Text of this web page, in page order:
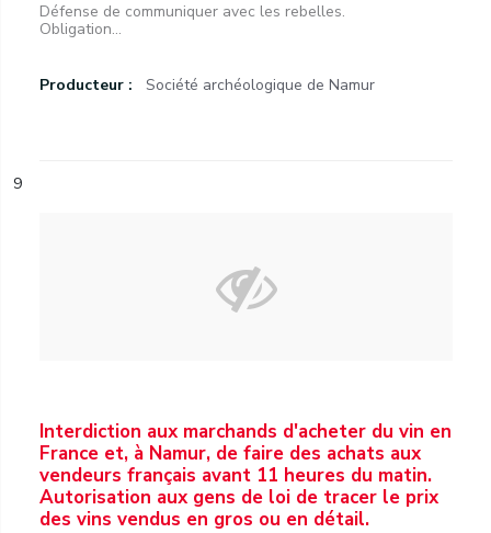
Défense de communiquer avec les rebelles.
Obligation...
Producteur : Société archéologique de Namur
9
Interdiction aux marchands d'acheter du vin en
France et, à Namur, de faire des achats aux
vendeurs français avant 11 heures du matin.
Autorisation aux gens de loi de tracer le prix
des vins vendus en gros ou en détail.